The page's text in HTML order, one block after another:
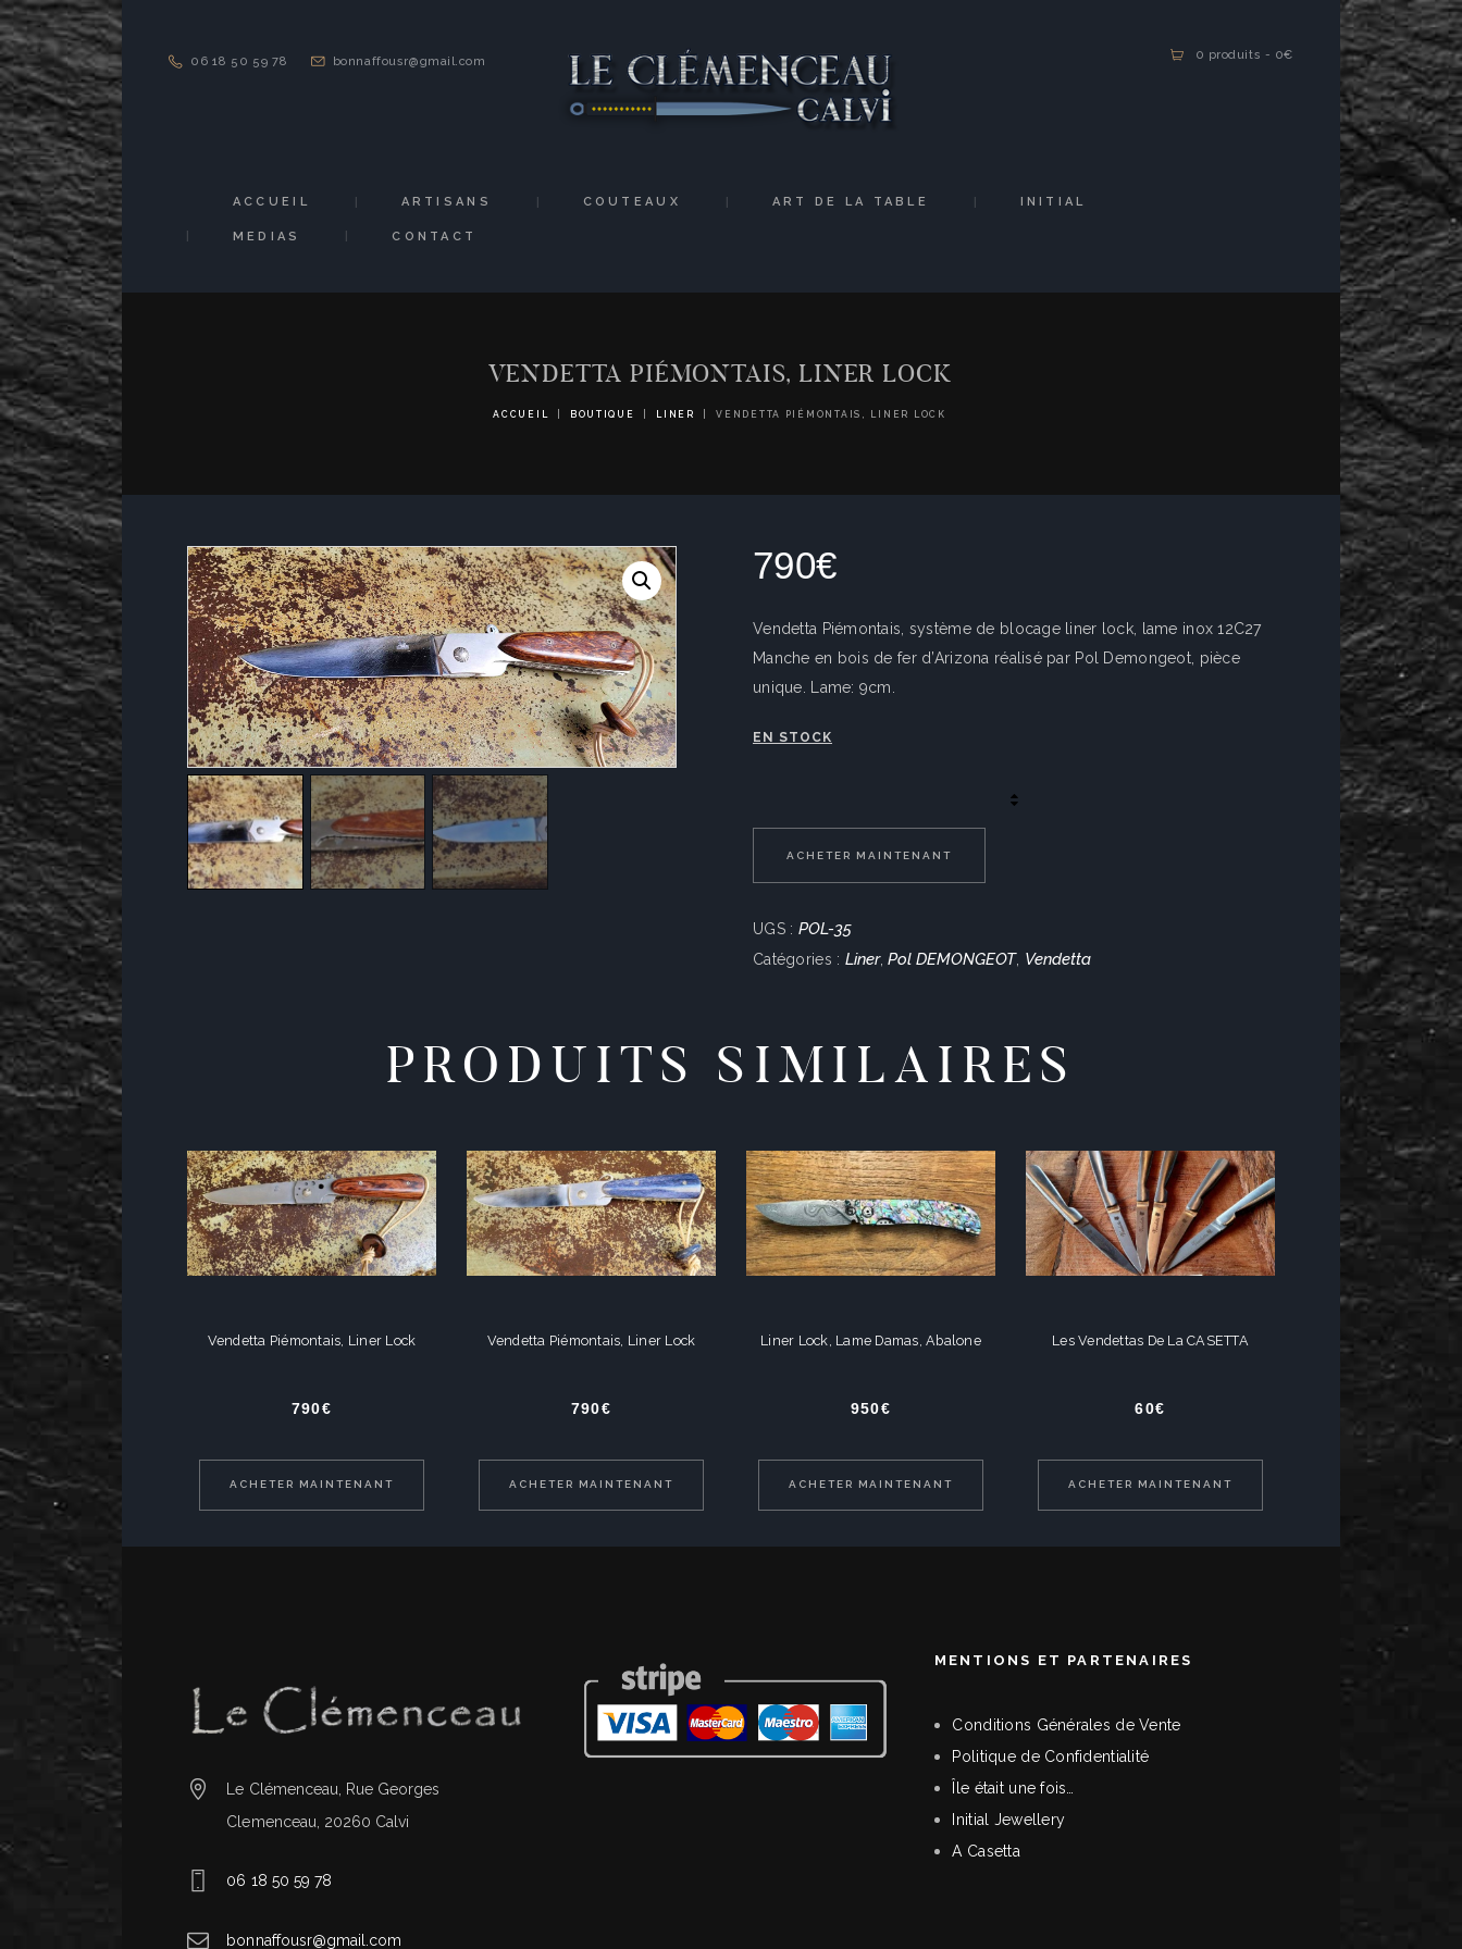
06 18 50 59 78 bonnaffousr@gmail.com
0 produits - 0€
ACCUEIL ARTISANS COUTEAUX ART DE LA TABLE INITIAL
MEDIAS CONTACT
VENDETTA PIÉMONTAIS, LINER LOCK
ACCUEIL BOUTIQUE LINER VENDETTA PIÉMONTAIS, LINER LOCK
ARTISANS
ART DE LA TABLE
MEDIAS
CONTACT
790€
Vendetta Piémontais, système de blocage liner lock, lame inox 12C27
Manche en bois de fer d’Arizona réalisé par Pol Demongeot, pièce
unique. Lame: 9cm.
EN STOCK
lock
ACHETER MAINTENANT
UGS : POL-35
Catégories : Liner,Pol DEMONGEOT, Vendetta
PRODUITS SIMILAIRES
Vendetta Piémontais, Liner Lock
790€
ACHETER MAINTENANT
Vendetta Piémontais, Liner Lock
790€
ACHETER MAINTENANT
Liner Lock, Lame Damas, Abalone
950€
ACHETER MAINTENANT
Les Vendettas De La CASETTA
60€
ACHETER MAINTENANT
Le Clémenceau, Rue Georges
Clemenceau, 20260 Calvi
06 18 50 59 78
bonnaffousr@gmail.com
MENTIONS ET PARTENAIRES
Conditions Générales de Vente
Politique de Confidentialité
Île était une fois…
Initial Jewellery
A Casetta